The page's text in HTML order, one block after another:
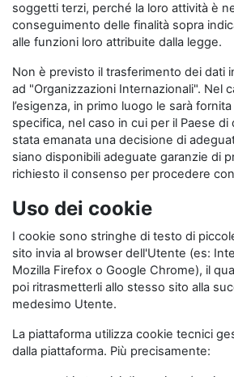
soggetti terzi, perché la loro attività è
conseguimento delle finalità sopra
alle funzioni loro attribuite dalla legge.
Non è previsto il trasferimento dei dati
ad "Organizzazioni Internazionali". Nel
l’esigenza, in primo luogo le sarà
specifica, nel caso in cui per il Paese
stata emanata una decisione di
siano disponibili adeguate garanzie di
richiesto il consenso per procedere
Uso dei cookie
I cookie sono stringhe di testo di
sito invia al browser dell'Utente (es:
Mozilla Firefox o Google Chrome), il
poi ritrasmetterli allo stesso sito alla
medesimo Utente.
La piattaforma utilizza cookie tecnici
dalla piattaforma. Più precisamente: